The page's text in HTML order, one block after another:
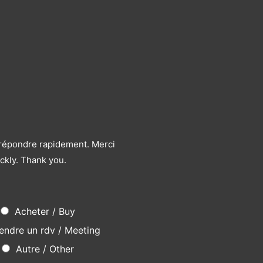
rapidement. Merci
Thank you.
Acheter / Buy
un rdv / Meeting
Autre / Other